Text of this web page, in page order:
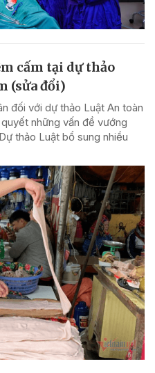
cấm tại dự thảo
(sửa đổi)
đối với dự thảo Luật An toàn
những vấn đề vướng
thảo Luật bổ sung nhiều